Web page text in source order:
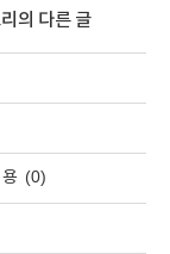
의 다른 글
(0)